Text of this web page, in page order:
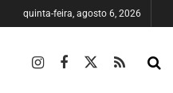
quinta-feira, agosto 6, 2026